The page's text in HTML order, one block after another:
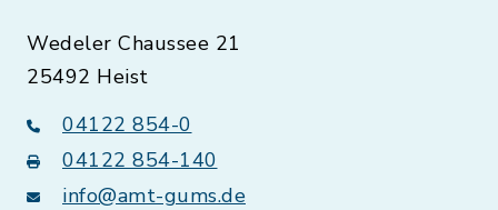
Wedeler Chaussee 21
25492 Heist
04122 854-0
04122 854-140
info@amt-gums.de